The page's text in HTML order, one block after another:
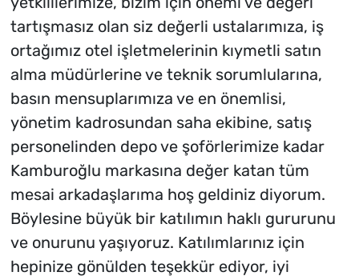
tartışmasız olan siz değerli ustalarımıza, iş
ortağımız otel işletmelerinin kıymetli satın
alma müdürlerine ve teknik sorumlularına,
basın mensuplarımıza ve en önemlisi,
yönetim kadrosundan saha ekibine, satış
personelinden depo ve şoförlerimize kadar
Kamburoğlu markasına değer katan tüm
mesai arkadaşlarıma hoş geldiniz diyorum.
Böylesine büyük bir katılımın haklı gururunu
ve onurunu yaşıyoruz. Katılımlarınız için
hepinize gönülden teşekkür ediyor, iyi